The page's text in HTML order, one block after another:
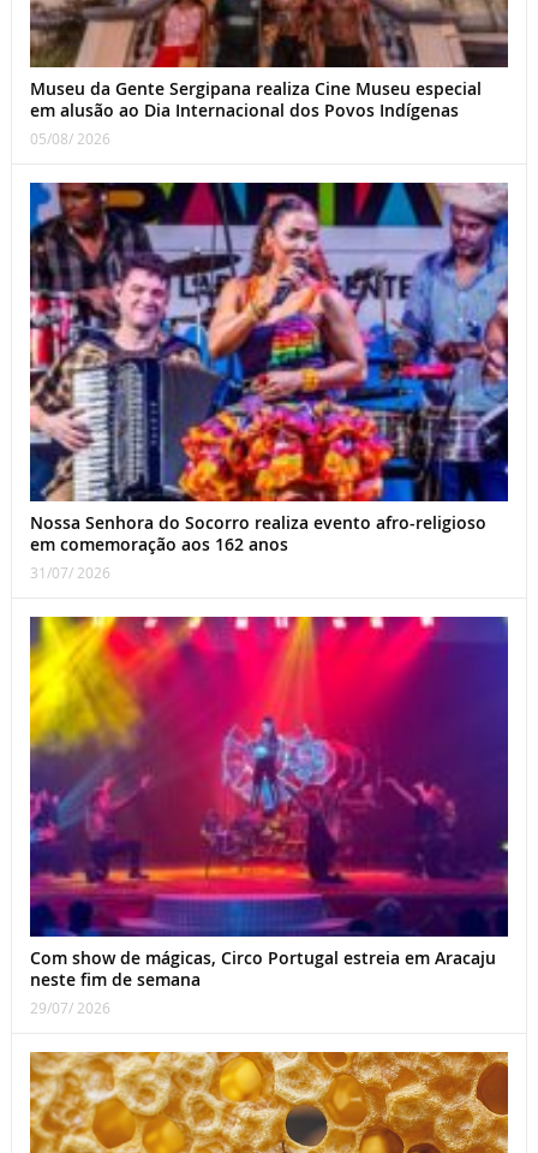
Museu da Gente Sergipana realiza Cine Museu especial
em alusão ao Dia Internacional dos Povos Indígenas
05/08/ 2026
Nossa Senhora do Socorro realiza evento afro-religioso
em comemoração aos 162 anos
31/07/ 2026
Com show de mágicas, Circo Portugal estreia em Aracaju
neste fim de semana
29/07/ 2026